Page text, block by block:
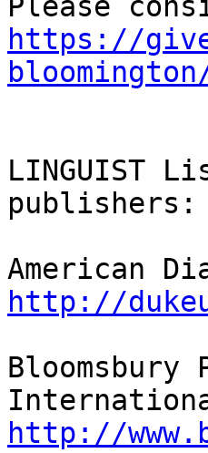
https://
LINGUIST
publishers:
http://
http://